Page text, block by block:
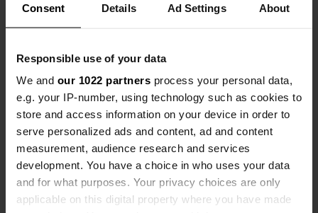
Consent Details Ad Settings About
Responsible use of your data
We and our 1022 partners process your personal data,
e.g. your IP-number, using technology such as cookies to
store and access information on your device in order to
serve personalized ads and content, ad and content
measurement, audience research and services
development. You have a choice in who uses your data
and for what purposes. Your privacy choices are only
applicable on this digital property where you have made
Strada Statale 18 Tirrena Inferiore
Diamante, Italia
Copia
Coordinate
39° 43' 32" N 15° 48' 40" E
Copia
39.72564 15.81125
Copia
Codice sito
8466
Upgrade a PRO+
per tutti i dettagli di contatto PRO+